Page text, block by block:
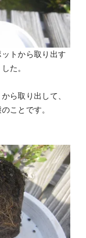
トから取り出す
た。
ら取り出して、
ことです。